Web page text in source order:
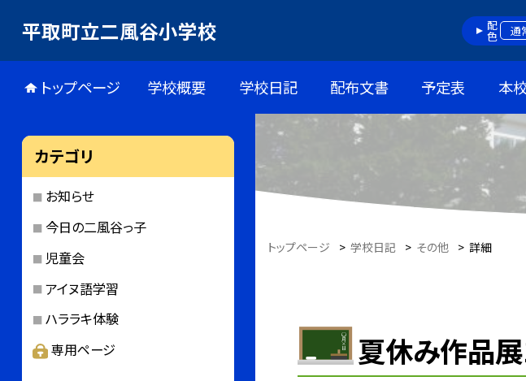
平取町立二風谷小学校 配色 通
トップページ 学校概要 学校日記 配布文書 予定表 本
トップページ > 学校日記 > その他 > 詳細
夏休み作品
カテゴリ
お知らせ
今日の二風谷っ子
児童会
アイヌ語学習
ハララキ体験
専用ページ